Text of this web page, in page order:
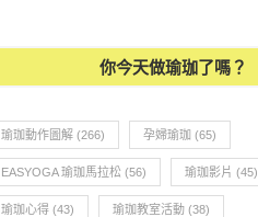
你今天做瑜珈了嗎？
瑜珈動作圖解 (266) 孕婦瑜珈 (65)
EASYOGA 瑜珈馬拉松 (56) 瑜珈影片 (45)
瑜珈心得 (43) 瑜珈教室活動 (38)